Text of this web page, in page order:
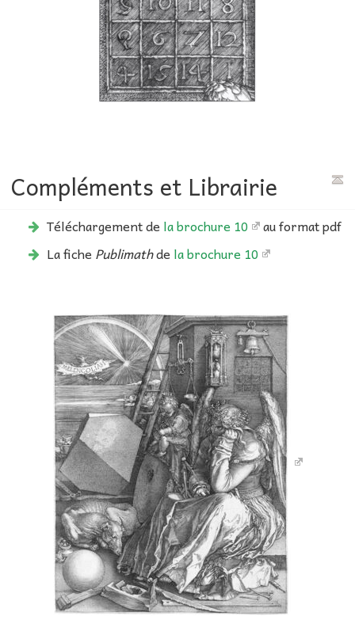
Compléments et Librairie
Téléchargement de la brochure 10 au format pdf
La fiche Publimathde la brochure 10